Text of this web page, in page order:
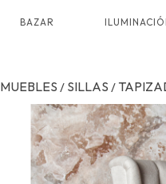
BAZAR
MUEBLES / SILLAS /